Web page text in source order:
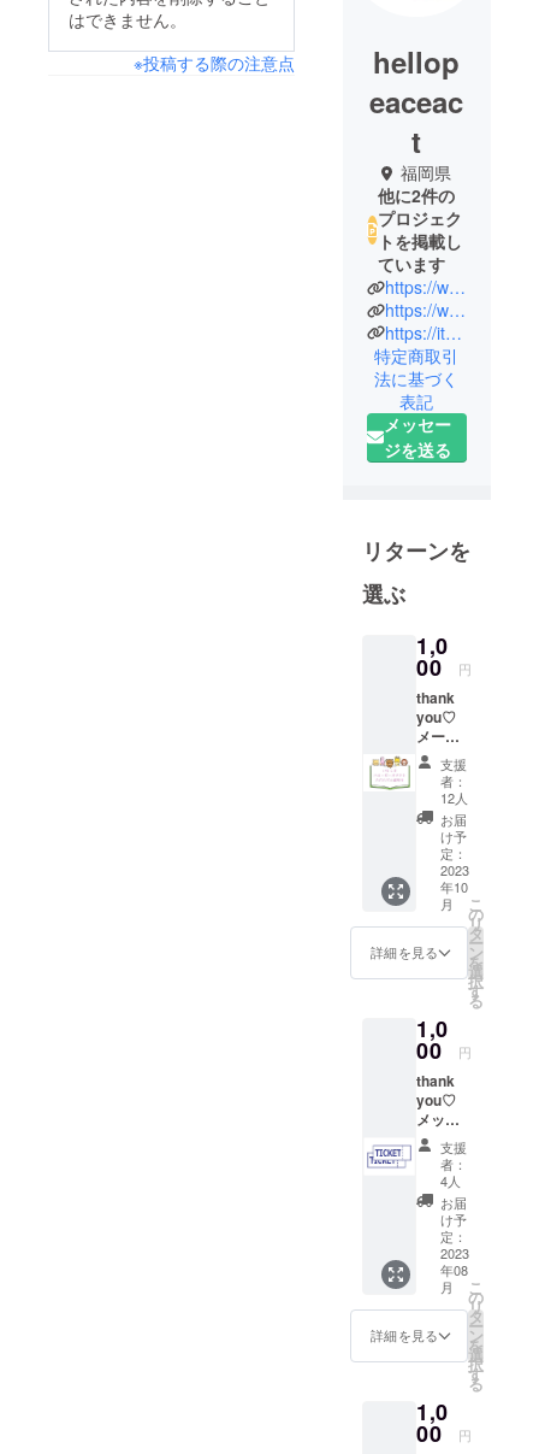
はできません。
※投稿する際の注意点
hellop
eaceac
t
福岡県
他に2件の
プロジェク
トを掲載し
ています
https://www.instagram.com/86_peaceact/
https://www.facebook.com/86heiwa
https://itoshima.cc/86heiwa/
特定商取引
法に基づく
表記
メッセー
ジを送る
リターンを
選ぶ
1,0
00 円
thank
you♡
メール
ご支援
いただ
いた方
のお名
前をパ
ンフ
レット
に賛助
会員と
して掲
載する
ことも
可能で
希望さ
れる方
は備考
欄にお
名前を
ご記入
くださ
い パン
フレッ
ト作成
の都合
上、7月
20日ま
でにご
支援い
ただい
た方に
ですの
で、ご
支援よ
支援
者：
12人
お届
け予
定：
2023
年10
月
詳細を見る
こ
の
リ
タ
ー
ン
を
選
択
す
る
1,0
00 円
thank
you♡
メッ
セージ
入り公
演のチ
ケッ
ト 大
人1枚
はがき
でご自
宅まで
お届け
します
※3公演
ありま
で、ど
の公演
を希望
支援
者：
4人
お届
け予
定：
2023
年08
月
詳細を見る
こ
の
リ
タ
ー
ン
を
選
択
す
る
1,0
00 円